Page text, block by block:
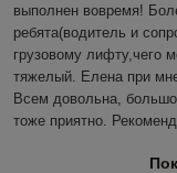
выполнен вовремя!
ребята(водитель и
грузовому лифту,чего
тяжелый. Елена при
Всем довольна,
тоже приятно.